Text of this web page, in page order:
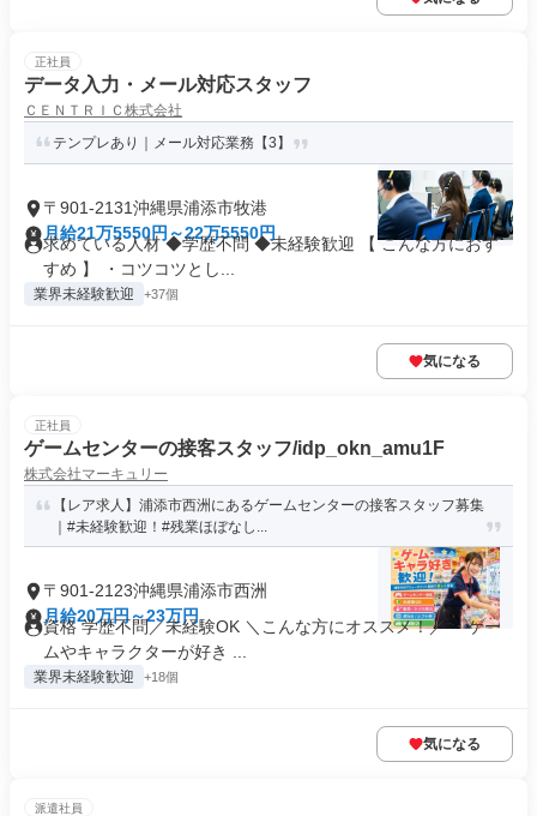
正社員
データ入力・メール対応スタッフ
ＣＥＮＴＲＩＣ株式会社
テンプレあり｜メール対応業務【3】
〒901-2131沖縄県浦添市牧港
月給21万5550円～22万5550円
求めている人材 ◆学歴不問 ◆未経験歓迎 【 こんな方におす
すめ 】 ・コツコツとし...
業界未経験歓迎 +37個
気になる
正社員
ゲームセンターの接客スタッフ/idp_okn_amu1F
株式会社マーキュリー
【レア求人】浦添市西洲にあるゲームセンターの接客スタッフ募集
｜#未経験歓迎！#残業ほぼなし...
〒901-2123沖縄県浦添市西洲
月給20万円～23万円
資格 学歴不問／未経験OK ＼こんな方にオススメ！／ ・ゲー
ムやキャラクターが好き ...
業界未経験歓迎 +18個
気になる
派遣社員